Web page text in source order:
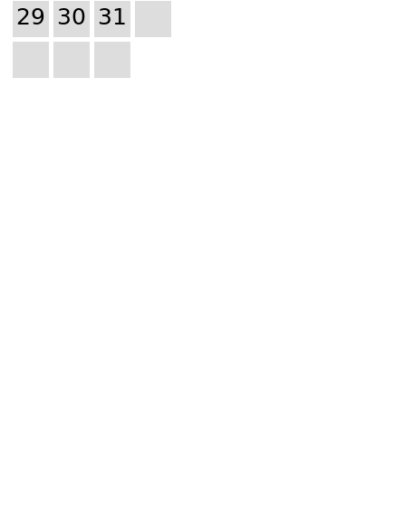
29 30 31